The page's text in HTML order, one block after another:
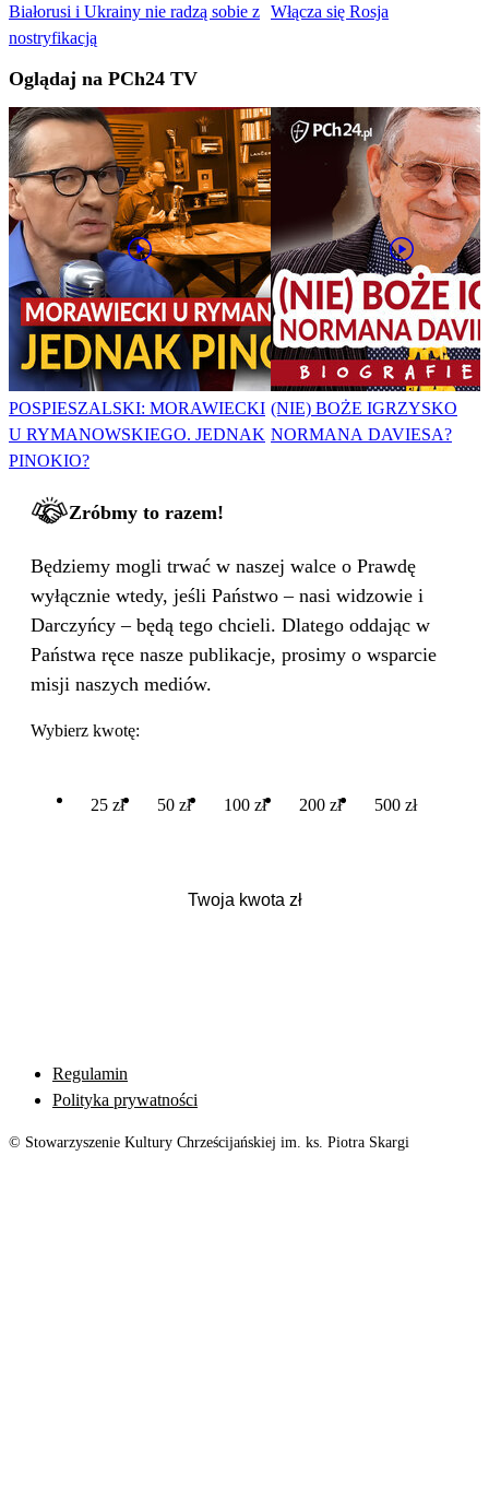
Białorusi i Ukrainy nie radzą sobie z
nostryfikacją
Włącza się Rosja
Oglądaj na PCh24 TV
POSPIESZALSKI: MORAWIECKI
U RYMANOWSKIEGO. JEDNAK
PINOKIO?
(NIE) BOŻE IGRZYSKO
NORMANA DAVIESA?
Zróbmy to razem!
Będziemy mogli trwać w naszej walce o Prawdę
wyłącznie wtedy, jeśli Państwo – nasi widzowie i
Darczyńcy – będą tego chcieli. Dlatego oddając w
Państwa ręce nasze publikacje, prosimy o wsparcie
misji naszych mediów.
Wybierz kwotę:
25 zł 50 zł 100 zł 200 zł 500 zł
Regulamin
Polityka prywatności
© Stowarzyszenie Kultury Chrześcijańskiej im. ks. Piotra Skargi